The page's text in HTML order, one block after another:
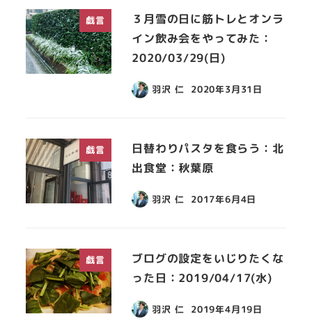
戯言
３月雪の日に筋トレとオンラ
イン飲み会をやってみた：
2020/03/29(日)
羽沢 仁 2020年3月31日
戯言
日替わりパスタを食らう：北
出食堂：秋葉原
羽沢 仁 2017年6月4日
戯言
ブログの設定をいじりたくな
った日：2019/04/17(水)
羽沢 仁 2019年4月19日